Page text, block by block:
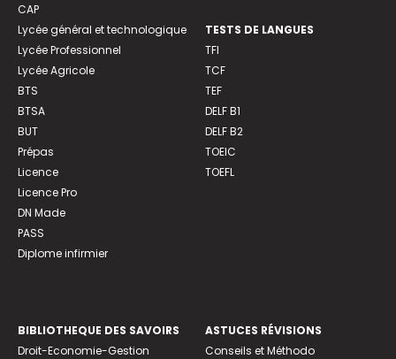
CAP
Lycée général et technologique
Lycée Professionnel
Lycée Agricole
BTS
BTSA
BUT
Prépas
Licence
Licence Pro
DN Made
PASS
Diplome infirmier
TESTS DE LANGUES
TFI
TCF
TEF
DELF B1
DELF B2
TOEIC
TOEFL
BIBLIOTHEQUE DES SAVOIRS
Droit-Economie-Gestion
ASTUCES RÉVISIONS
Conseils et Méthodo